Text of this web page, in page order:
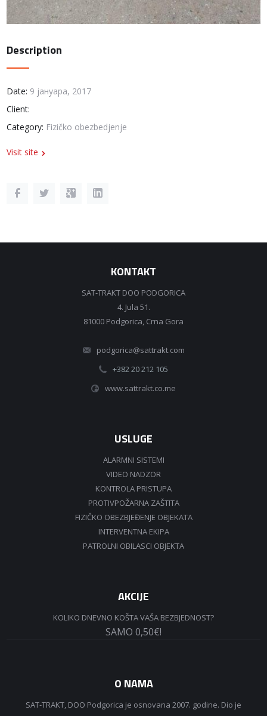
Description
Date: 9 јануара, 2017
Client:
Category: Fizičko obezbedjenje
Visit site
KONTAKT
SAT-TRAKT DOO PODGORICA
4. Jula 51.
81000 Podgorica, Crna Gora
podgorica@sattrakt.com
+382 20 212 105
www.sattrakt.co.me
USLUGE
ALARMNI SISTEMI
VIDEO NADZOR
KONTROLA PRISTUPA
PROTIVPOŽARNA ZAŠTITA
FIZIČKO OBEZBJEĐENJE OBJEKATA
INTERVENTNA EKIPA
PATROLNI OBILASCI OBJEKTA
AKCIJE
KOLIKO DNEVNO KOŠTA VAŠA BEZBJEDNOST?
SAMO 0,50€!
O NAMA
SAT-TRAKT, DOO Podgorica je osnovana 2007. godine. Dio je